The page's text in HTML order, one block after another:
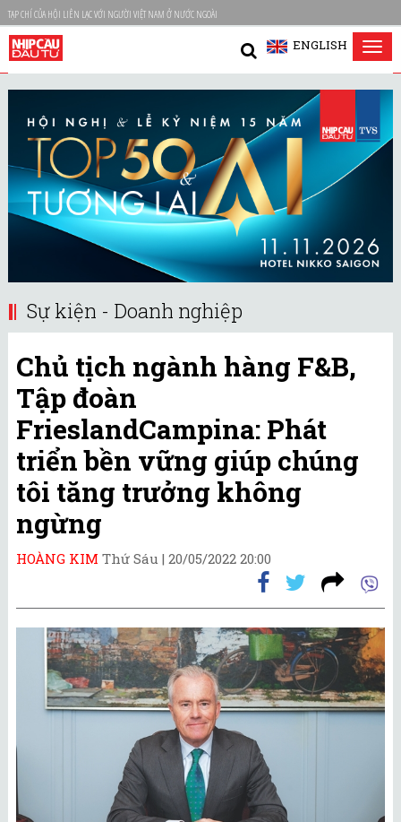
TẠP CHÍ CỦA HỘI LIÊN LẠC VỚI NGƯỜI VIỆT NAM Ở NƯỚC NGOÀI
ENGLISH
Sự kiện - Doanh nghiệp
Chủ tịch ngành hàng F&B,
Tập đoàn
FrieslandCampina: Phát
triển bền vững giúp chúng
tôi tăng trưởng không
ngừng
HOÀNG KIM Thứ Sáu | 20/05/2022 20:00